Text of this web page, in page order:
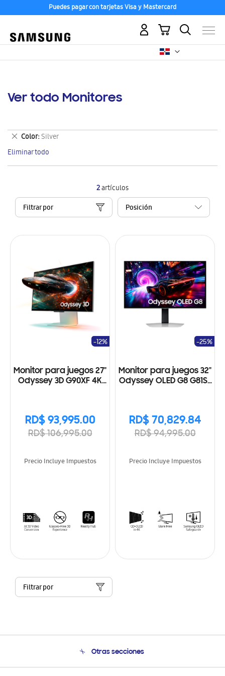
Puedes pagar con tarjetas Visa y Mastercard
Mi carrito
Ver todo Monitores
2artículos
Filtrar por
Monitor para juegos 27"
Odyssey 3D G90XF 4K
RD$ 93,995.00
RD$ 106,995.00
-12%
Precio Incluye Impuestos
Monitor para juegos 32"
Odyssey OLED G8 G81SF
RD$ 70,829.84
RD$ 94,995.00
-25%
Precio Incluye Impuestos
Filtrar por
Color Silver
Eliminar
este
artículo
Eliminar todo
Otras secciones